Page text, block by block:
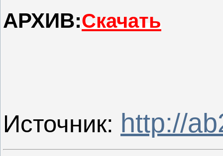
АРХИВ:Скачать
Источник: http://